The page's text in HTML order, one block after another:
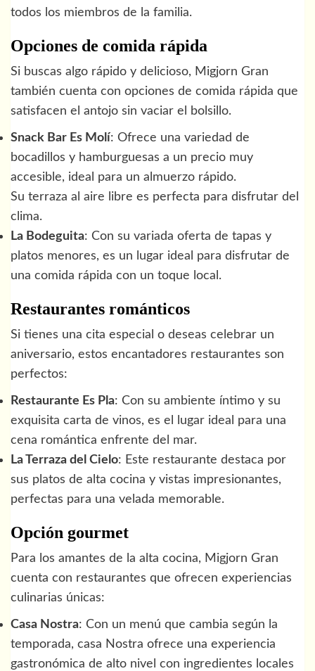
todos los miembros de la familia.
Opciones de comida rápida
Si buscas algo rápido y delicioso, Migjorn Gran
también cuenta con opciones de comida rápida que
satisfacen el antojo sin vaciar el bolsillo.
Snack Bar Es Molí: Ofrece una variedad de
bocadillos y hamburguesas a un precio muy
accesible, ideal para un almuerzo rápido.
Su terraza al aire libre es perfecta para disfrutar del
clima.
La Bodeguita: Con su variada oferta de tapas y
platos menores, es un lugar ideal para disfrutar de
una comida rápida con un toque local.
Restaurantes románticos
Si tienes una cita especial o deseas celebrar un
aniversario, estos encantadores restaurantes son
perfectos:
Restaurante Es Pla: Con su ambiente íntimo y su
exquisita carta de vinos, es el lugar ideal para una
cena romántica enfrente del mar.
La Terraza del Cielo: Este restaurante destaca por
sus platos de alta cocina y vistas impresionantes,
perfectas para una velada memorable.
Opción gourmet
Para los amantes de la alta cocina, Migjorn Gran
cuenta con restaurantes que ofrecen experiencias
culinarias únicas:
Casa Nostra: Con un menú que cambia según la
temporada, casa Nostra ofrece una experiencia
gastronómica de alto nivel con ingredientes locales